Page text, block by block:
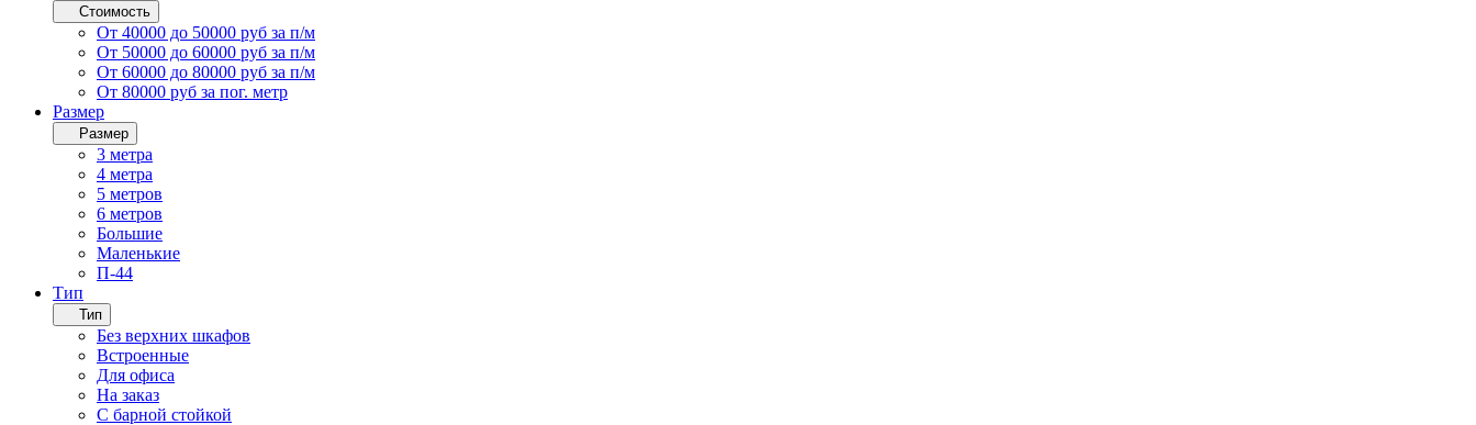
Стоимость
От 40000 до 50000 руб за п/м
От 50000 до 60000 руб за п/м
От 60000 до 80000 руб за п/м
От 80000 руб за пог. метр
Размер
Размер
3 метра
4 метра
5 метров
6 метров
Большие
Маленькие
П-44
Тип
Тип
Без верхних шкафов
Встроенные
Для офиса
На заказ
С барной стойкой